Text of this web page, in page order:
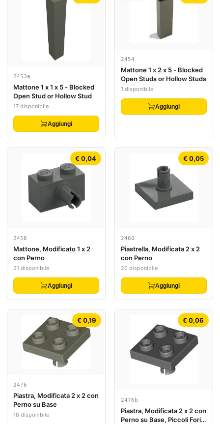
2453a
Mattone 1 x 1 x 5 - Blocked
Open Stud or Hollow Stud
17 disponibile
Aggiungi
2454
Mattone 1 x 2 x 5 - Blocked
Open Studs or Hollow Studs
1 disponibile
Aggiungi
€ 0,04
2458
Mattone, Modificato 1 x 2
con Perno
21 disponibile
Aggiungi
€ 0,05
2460
Piastrella, Modificata 2 x 2
con Perno
26 disponibile
Aggiungi
€ 0,19
2476
Piastra, Modificata 2 x 2 con
Perno su Base
18 disponibile
€ 0,06
2476b
Piastra, Modificata 2 x 2 con
Perno su Base, Piccoli Fori e